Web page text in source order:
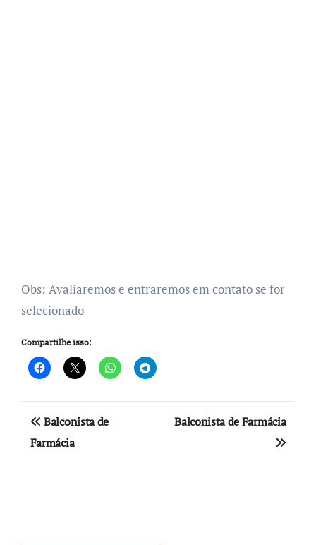
Obs: Avaliaremos e entraremos em contato se for
selecionado
Compartilhe isso:
Navegação
de
Balconista de
Farmácia
Balconista de Farmácia